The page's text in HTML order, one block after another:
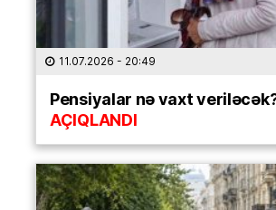
11.07.2026 - 20:49
Pensiyalar nə vaxt
AÇIQLANDI